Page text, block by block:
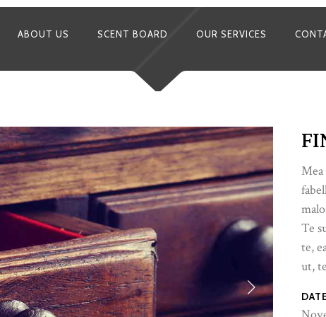
ABOUT US SCENT BOARD OUR SERVICES
Te
te,
ut,